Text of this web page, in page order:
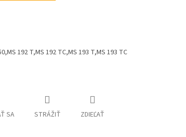
192 T,MS 192 TC,MS 193 T,MS 193 TC
SA STRÁŽIŤ ZDIEĽAŤ